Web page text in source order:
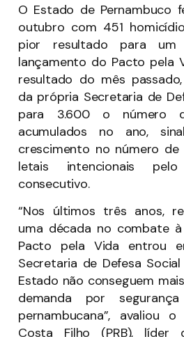
O Estado de Pernambuco
outubro com 451
pior resultado para
lançamento do Pacto pela
resultado do mês
da própria Secretaria de
para 3.600 o número
acumulados no ano,
crescimento no número
letais intencionais
consecutivo.
“Nos últimos três anos,
uma década no combate à
Pacto pela Vida entrou
Secretaria de Defesa
Estado não conseguem
demanda por
pernambucana”, avaliou
Costa Filho (PRB), líder